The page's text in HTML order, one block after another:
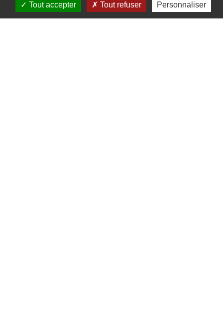
PLAN D'ACCÈS
Tout accepter
Tout refuser Personnaliser